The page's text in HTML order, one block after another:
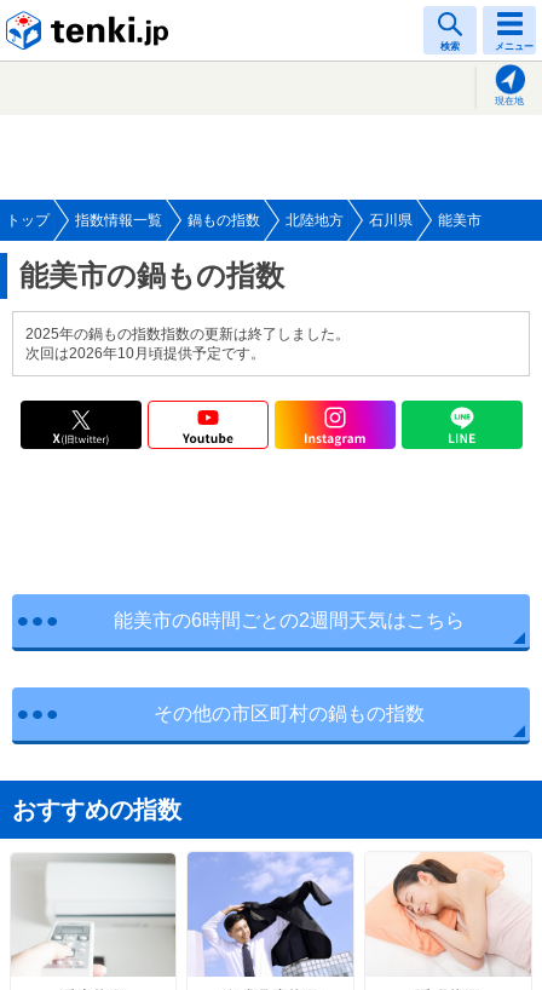
検索 メニュー
現在地
トップ 指数情報一覧 鍋もの指数 北陸地方 石川県 能美市
能美市の鍋もの指数
2025年の鍋もの指数指数の更新は終了しました。
次回は2026年10月頃提供予定です。
能美市の6時間ごとの2週間天気はこちら
その他の市区町村の鍋もの指数
おすすめの指数